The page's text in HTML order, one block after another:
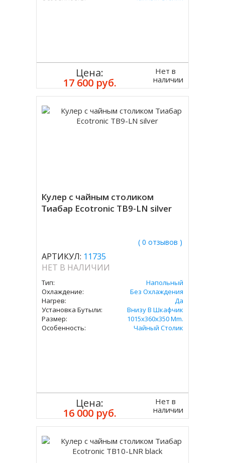
Цена:
17 600 руб.
Нет в
наличии
Кулер с чайным столиком
Тиабар Ecotronic TB9-LN silver
( 0 отзывов )
АРТИКУЛ: 11735
НЕТ В НАЛИЧИИ
Тип:
Напольный
Охлаждение:
Без Охлаждения
Нагрев:
Да
Установка Бутыли:
Внизу В Шкафчик
Размер:
1015x360x350 Mm.
Особенность:
Чайный Столик
Цена:
16 000 руб.
Нет в
наличии